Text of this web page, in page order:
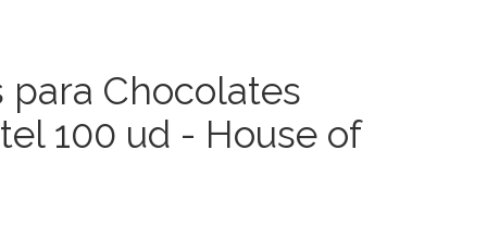
para Chocolates
100 ud - House of